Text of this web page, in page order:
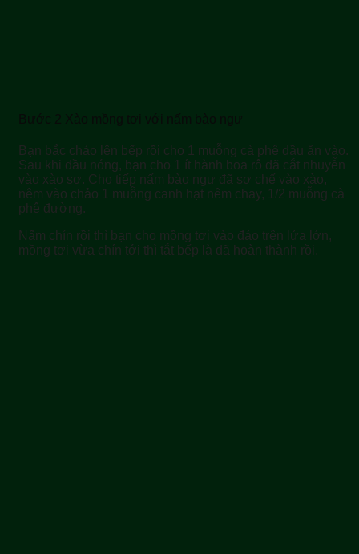
Bước 2 Xào mồng tơi với nấm bào ngư
Bạn bắc chảo lên bếp rồi cho 1 muỗng cà phê dầu ăn vào.
Sau khi dầu nóng, bạn cho 1 ít hành boa rô đã cắt nhuyễn
vào xào sơ. Cho tiếp nấm bào ngư đã sơ chế vào xào,
nêm vào chảo 1 muỗng canh hạt nêm chay, 1/2 muỗng cà
phê đường.
Nấm chín rồi thì bạn cho mồng tơi vào đảo trên lửa lớn,
mồng tơi vừa chín tới thì tắt bếp là đã hoàn thành rồi.